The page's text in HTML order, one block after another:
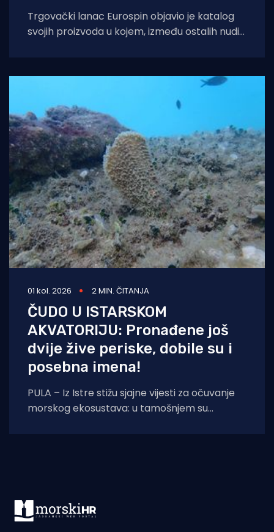
Trgovački lanac Eurospin objavio je katalog
svojih proizvoda u kojem, između ostalih nudi
01 kol. 2026 2 MIN. ČITANJA
ČUDO U ISTARSKOM
AKVATORIJU: Pronađene još
dvije žive periske, dobile su i
posebna imena!
PULA – Iz Istre stižu sjajne vijesti za očuvanje
morskog ekosustava: u tamošnjem su